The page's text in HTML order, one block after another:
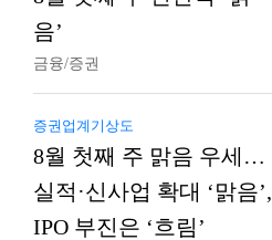
음’
금융/증권
증권업계기상도
8월 첫째 주 맑음 우세…
실적·신사업 확대 ‘맑음’,
IPO 부진은 ‘흐림’